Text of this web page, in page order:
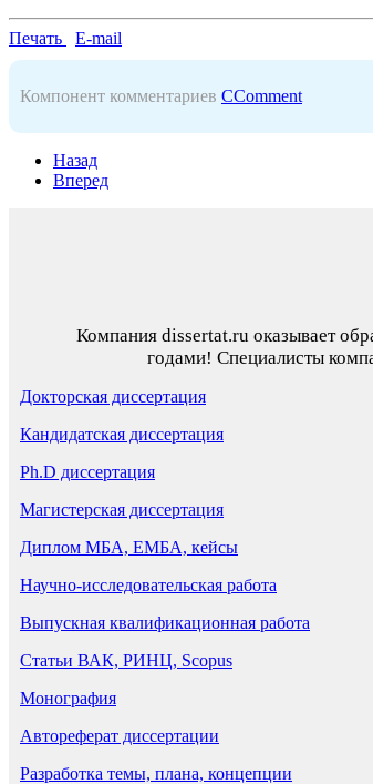
Печать E-mail
Компонент комментариев CComment
Назад
Вперед
Компания dissertat.ru оказывает
годами! Специалисты
Докторская диссертация
Кандидатская диссертация
Ph.D диссертация
Магистерская диссертация
Диплом МБА, ЕМБА, кейсы
Научно-исследовательская работа
Выпускная квалификационная работа
Статьи ВАК, РИНЦ, Scopus
Монография
Автореферат диссертации
Разработка темы, плана, концепции